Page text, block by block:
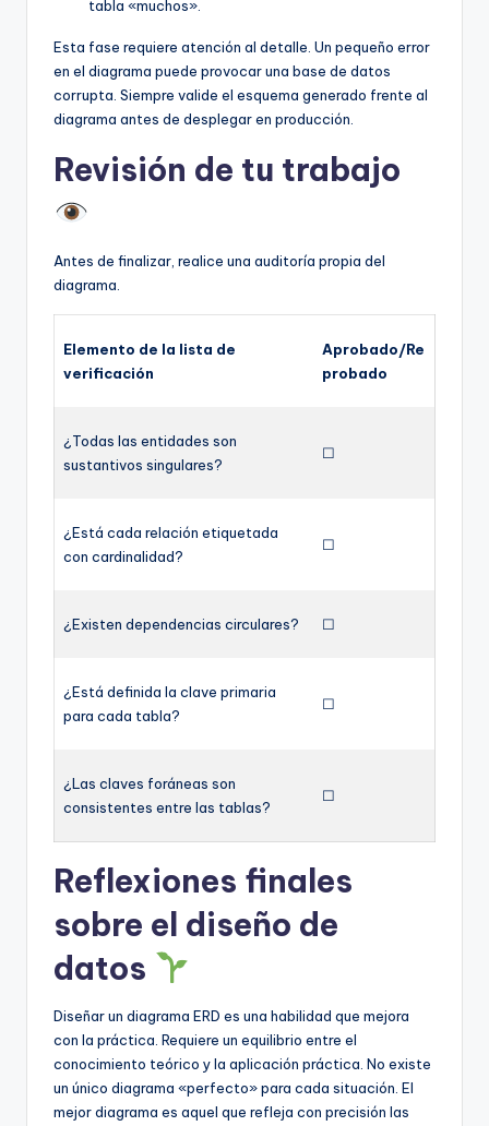
tabla «muchos».
Esta fase requiere atención al detalle. Un pequeño error
en el diagrama puede provocar una base de datos
corrupta. Siempre valide el esquema generado frente al
diagrama antes de desplegar en producción.
Revisión de tu trabajo
Antes de finalizar, realice una auditoría propia del
diagrama.
Elemento de la lista de
verificación
Aprobado/Re
probado
¿Todas las entidades son
sustantivos singulares?
☐
¿Está cada relación etiquetada
con cardinalidad?
☐
¿Existen dependencias circulares? ☐
¿Está definida la clave primaria
para cada tabla?
☐
¿Las claves foráneas son
consistentes entre las tablas?
☐
Reflexiones finales
sobre el diseño de
datos
Diseñar un diagrama ERD es una habilidad que mejora
con la práctica. Requiere un equilibrio entre el
conocimiento teórico y la aplicación práctica. No existe
un único diagrama «perfecto» para cada situación. El
mejor diagrama es aquel que refleja con precisión las